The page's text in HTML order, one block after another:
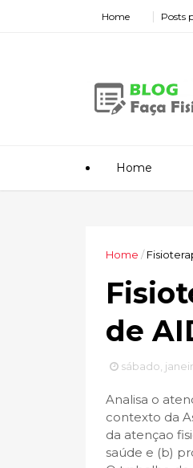
Home Posts
Home
Home /
de
sábado,
Analisa o
contexto da
da atençao
saúde e (b)